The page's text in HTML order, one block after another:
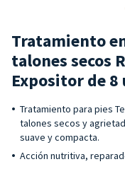
Tratamiento
talones secos
Expositor de 8
Tratamiento para pies
talones secos y
suave y compacta.
Acción nutritiva,